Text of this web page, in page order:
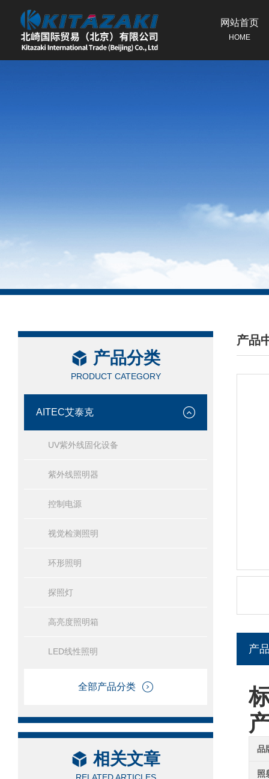
网站首页
HOME
产品分类
PRODUCT CATEGORY
AITEC艾泰克
UV紫外线固化设备
紫外线照明器
控制电源
视觉检测照明
环形照明
探照灯
高亮度照明箱
LED线性照明
全部产品分类
相关文章
产品
/
产
品
照